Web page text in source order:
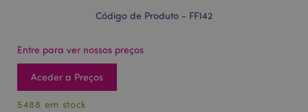
Código de Produto - FF142
Entre para ver nossos preços
Aceder a Preços
5488 em stock